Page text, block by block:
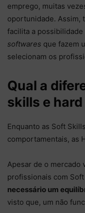
emprego, muitas
oportunidade. Assim,
facilita a
softwares que fazem
selecionam os
Qual a
skills e
Enquanto as Soft
comportamentais, as
Apesar de o mercado
profissionais com
necessário um
visto que, um não